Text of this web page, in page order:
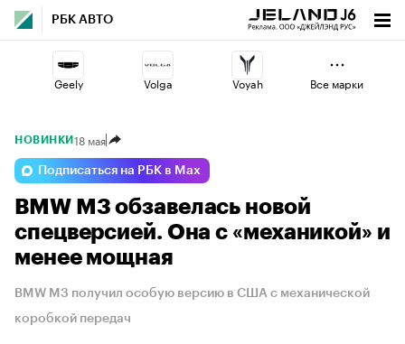
РБК АВТО
Geely Volga Voyah
Changan
Lada Jaecoo Omoda
Все марки
НОВИНКИ 18 мая
Подписаться на РБК в Max
BMW M3 обзавелась новой
спецверсией. Она с «механикой» и
менее мощная
BMW M3 получил особую версию в США с механической
коробкой передач